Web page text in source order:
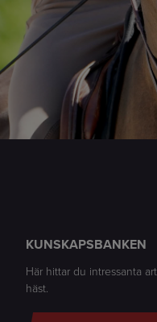
KUNSKAPSBANKEN
Här hittar du intressanta
häst.